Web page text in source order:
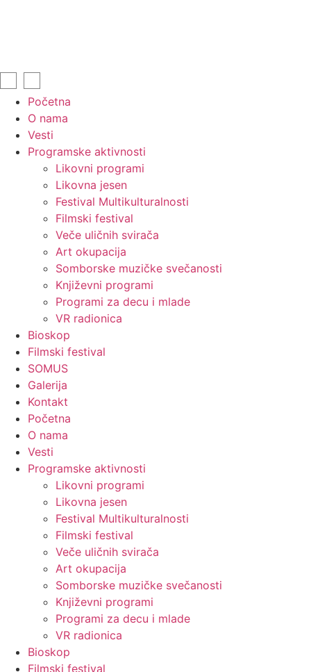
Početna
O nama
Vesti
Programske aktivnosti
Likovni programi
Likovna jesen
Festival Multikulturalnosti
Filmski festival
Veče uličnih svirača
Art okupacija
Somborske muzičke svečanosti
Književni programi
Programi za decu i mlade
VR radionica
Bioskop
Filmski festival
SOMUS
Galerija
Kontakt
Početna
O nama
Vesti
Programske aktivnosti
Likovni programi
Likovna jesen
Festival Multikulturalnosti
Filmski festival
Veče uličnih svirača
Art okupacija
Somborske muzičke svečanosti
Književni programi
Programi za decu i mlade
VR radionica
Bioskop
Filmski festival